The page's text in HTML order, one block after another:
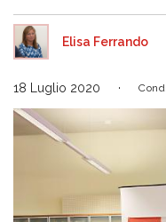
Elisa Ferrando
18 Luglio 2020